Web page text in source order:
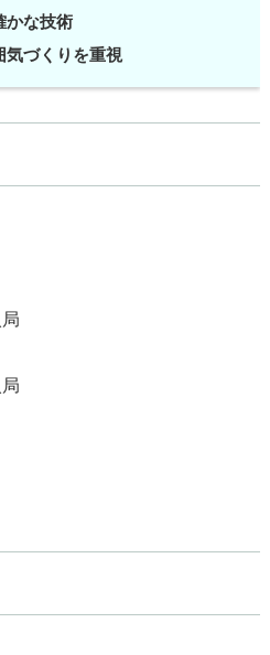
かな技術
気づくりを重視